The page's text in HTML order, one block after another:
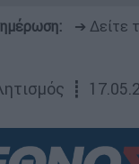
➔ Δείτε
┋